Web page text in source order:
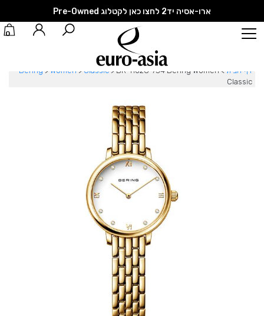
ארו-אסיה יד2 לחצו כאן לקטלוג Pre-Owned
0
דף הבית >
Bering > Women > Classic > BR-11028-734 Bering Women
Classic